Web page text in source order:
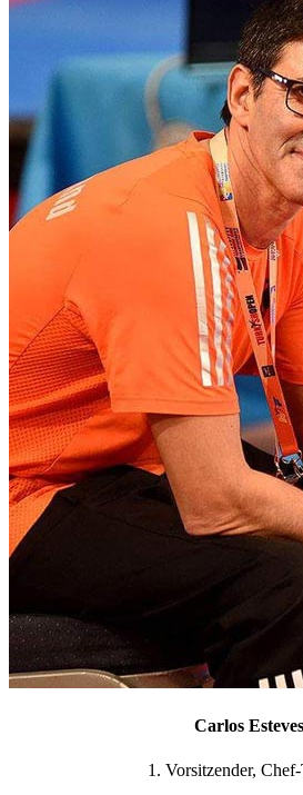
Carlos Esteves
1. Vorsitzender,